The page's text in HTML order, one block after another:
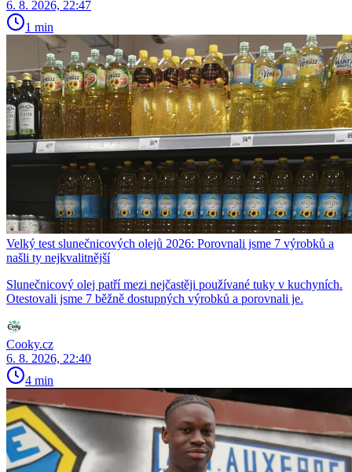
6. 8. 2026, 22:47
1 min
Velký test slunečnicových olejů 2026: Porovnali jsme 7 výrobků a
našli ty nejkvalitnější
Slunečnicový olej patří mezi nejčastěji používané tuky v kuchyních.
Otestovali jsme 7 běžně dostupných výrobků a porovnali je.
Cooky.cz
6. 8. 2026, 22:40
4 min